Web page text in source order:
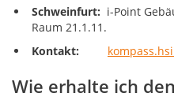
Schweinfurt: i-Point
Raum 21.1.11.
Kontakt:
Wie erhalte ich